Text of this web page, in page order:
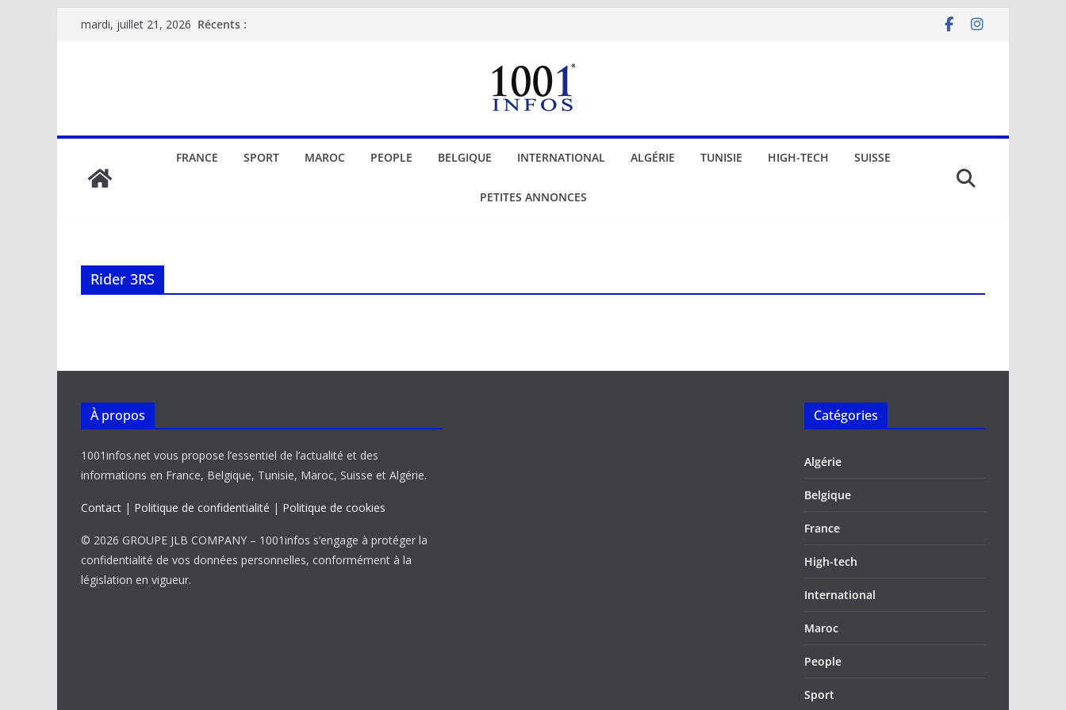
Passermardi, juillet 21, 2026 Récents :
FRANCE SPORT MAROC PEOPLE BELGIQUE INTERNATIONAL ALGÉRIE TUNISIE HIGH-TECH SUISSE
PETITES ANNONCES
Rider 3RS
À propos
1001infos.net vous propose l’essentiel de l’actualité et des
informations en France, Belgique, Tunisie, Maroc, Suisse et Algérie.
Contact | Politique de confidentialité | Politique de cookies
© 2026 GROUPE JLB COMPANY – 1001infos s’engage à protéger la
confidentialité de vos données personnelles, conformément à la
législation en vigueur.
Catégories
Algérie
Belgique
France
High-tech
International
Maroc
People
Sport